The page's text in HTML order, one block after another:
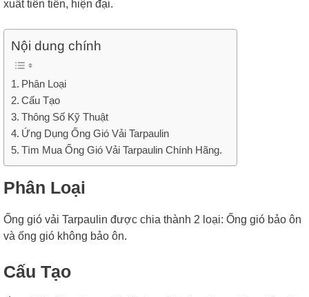
xuất tiên tiến, hiện đại.
Nội dung chính
Phân Loại
Cấu Tạo
Thông Số Kỹ Thuật
Ứng Dụng Ống Gió Vải Tarpaulin
Tìm Mua Ống Gió Vải Tarpaulin Chính Hãng.
Phân Loại
Ống gió vải Tarpaulin được chia thành 2 loại: Ống gió bảo ôn
và ống gió không bảo ôn.
Cấu Tạo